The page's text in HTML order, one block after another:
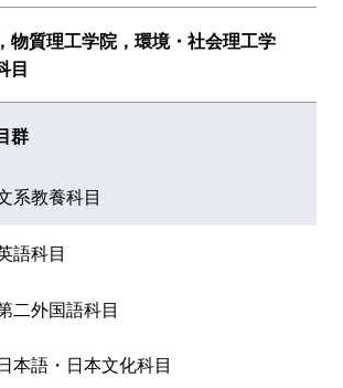
共通専門科目
初年次専門科目
造プロセス科目
共通専門科目
年次専門科目
造プロセス科目
共通専門科目
造プロセス科目
通専門科目
建築学系
合理工学系
年次専門科目
造プロセス科目
通専門科目
物質理工学院，環境・社会理工学
目
学院，物質理工学院，環境・社会
群
系教養科目
語科目
二外国語科目
日本語・日本文化科目